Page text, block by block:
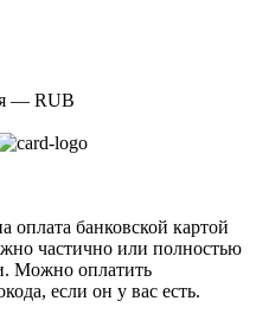
— RUB
оплата банковской картой
частично или полностью
Можно оплатить
если он у вас есть.